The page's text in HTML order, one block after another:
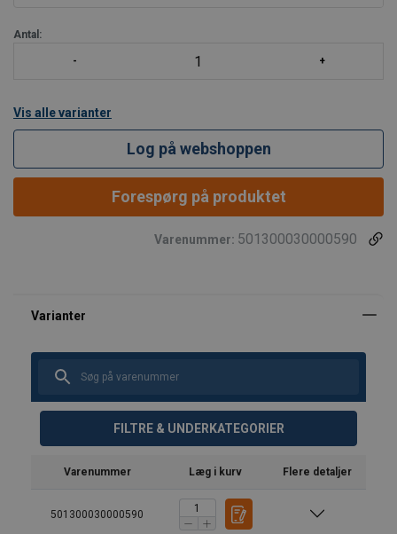
Antal:
Vis alle varianter
Log på webshoppen
Forespørg på produktet
Varenummer: 501300030000590
FILTRE & UNDERKATEGORIER
Varenummer Læg i kurv Flere detaljer
501300030000590